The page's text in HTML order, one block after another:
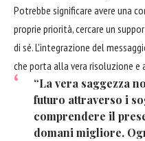
Potrebbe significare avere una
proprie priorità, cercare un
di sé. L'integrazione del
che porta alla vera risoluzione e
“La vera saggezza
futuro attraverso i
comprendere il
domani migliore.